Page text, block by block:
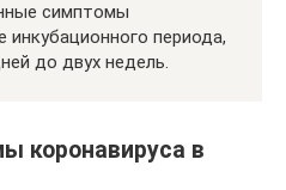
симптомы
периода,
до двух недель.
коронавируса в